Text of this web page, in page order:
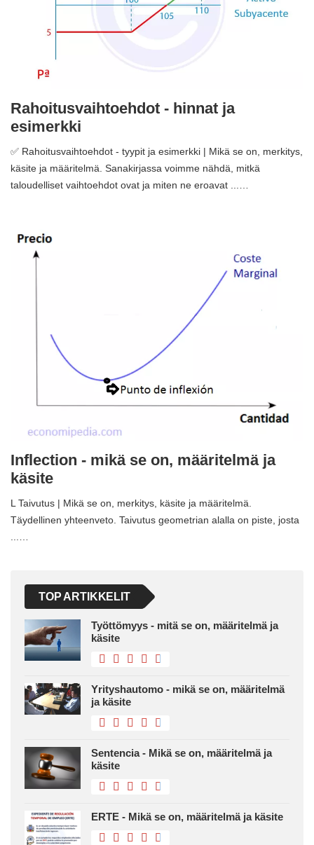
Rahoitusvaihtoehdot - hinnat ja
esimerkki
✅ Rahoitusvaihtoehdot - tyypit ja esimerkki | Mikä se on, merkitys,
käsite ja määritelmä. Sanakirjassa voimme nähdä, mitkä
taloudelliset vaihtoehdot ovat ja miten ne eroavat ...…
Inflection - mikä se on, määritelmä ja
käsite
L Taivutus | Mikä se on, merkitys, käsite ja määritelmä.
Täydellinen yhteenveto. Taivutus geometrian alalla on piste, josta
TOP ARTIKKELIT
Työttömyys - mitä se on, määritelmä ja
käsite
Yrityshautomo - mikä se on, määritelmä
ja käsite
Sentencia - Mikä se on, määritelmä ja
käsite
ERTE - Mikä se on, määritelmä ja käsite